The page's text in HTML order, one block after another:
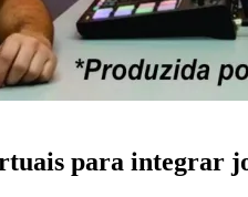
para integrar